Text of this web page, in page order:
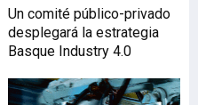
Un comité público-privado
desplegará la estrategia
Basque Industry 4.0